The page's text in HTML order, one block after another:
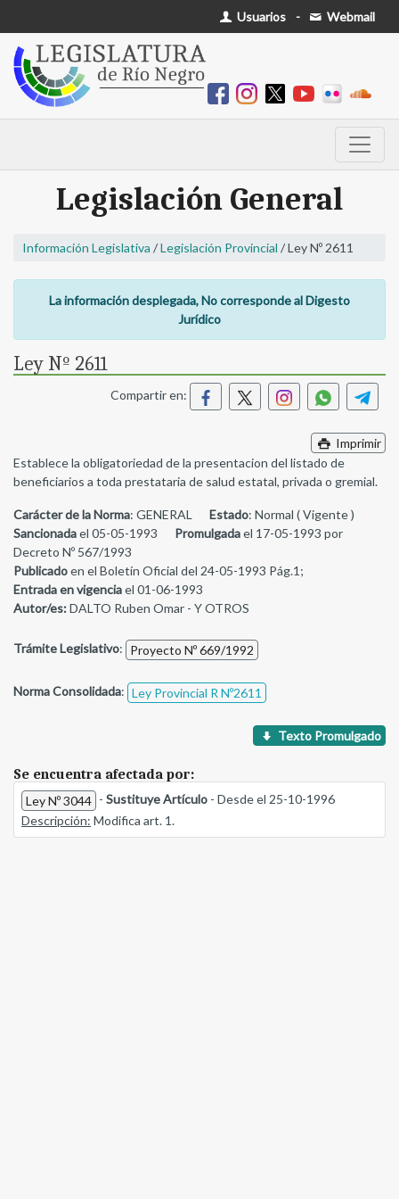
Usuarios - Webmail
Legislación General
Información Legislativa /Legislación Provincial / Ley Nº 2611
La información desplegada, No corresponde al Digesto
Jurídico
Ley Nº 2611
Compartir en:
Imprimir
Establece la obligatoriedad de la presentacion del listado de
beneficiarios a toda prestataria de salud estatal, privada o gremial.
Carácter de la Norma: GENERAL Estado: Normal ( Vigente )
Sancionadael 05-05-1993 Promulgadael 17-05-1993 por
Decreto Nº 567/1993
Publicadoen el Boletín Oficial del 24-05-1993 Pág.1;
Entrada en vigenciael 01-06-1993
Autor/es:DALTO Ruben Omar - Y OTROS
Trámite Legislativo: Proyecto Nº 669/1992
Norma Consolidada: Ley Provincial R Nº2611
Texto Promulgado
Se encuentra afectada por:
Ley Nº 3044 - Sustituye Artículo - Desde el 25-10-1996
Descripción: Modifica art. 1.